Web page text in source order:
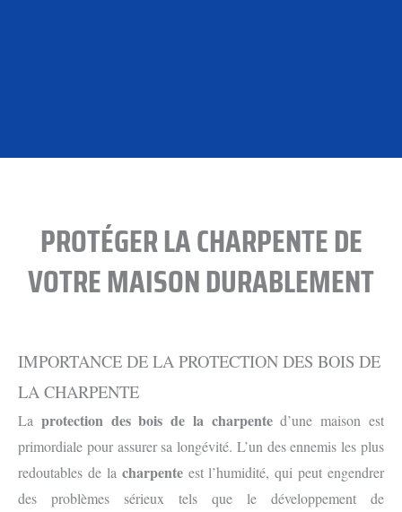
PROTÉGER LA CHARPENTE DE
VOTRE MAISON DURABLEMENT
IMPORTANCE DE LA PROTECTION DES BOIS DE
LA CHARPENTE
La protection des bois de la charpented’une maison est
primordiale pour assurer sa longévité. L’un des ennemis les plus
redoutables de la charpenteest l’humidité, qui peut engendrer
des problèmes sérieux tels que le développement de